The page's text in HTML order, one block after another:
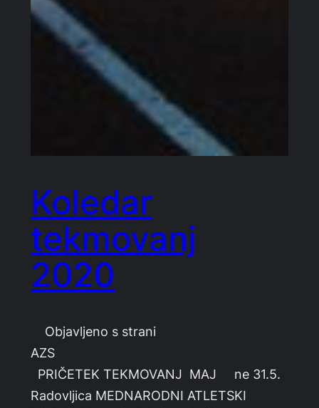
Koledar
tekmovanj
2020
Objavljeno s strani
PRIČETEK TEKMOVANJ MAJ ne 31.5.
Radovljica MEDNARODNI ATLETSKI